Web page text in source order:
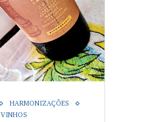
HARMONIZAÇÕES
VINHOS